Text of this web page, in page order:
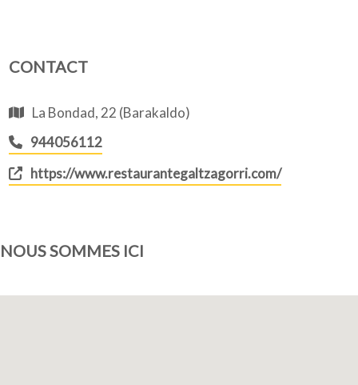
CONTACT
La Bondad, 22 (Barakaldo)
944056112
https://www.restaurantegaltzagorri.com/
NOUS SOMMES ICI